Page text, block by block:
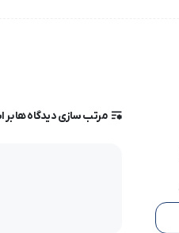
مدل‌های
خارج نشود
چرخ‌های صنعتی ضخیم‌دوز
مرتب سازی دیدگاه ها